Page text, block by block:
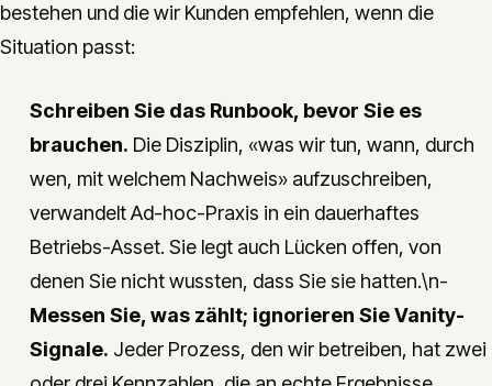
bestehen und die wir Kunden empfehlen, wenn die
Situation passt:
Schreiben Sie das Runbook, bevor Sie es
brauchen. Die Disziplin, «was wir tun, wann, durch
wen, mit welchem Nachweis» aufzuschreiben,
verwandelt Ad-hoc-Praxis in ein dauerhaftes
Betriebs-Asset. Sie legt auch Lücken offen, von
denen Sie nicht wussten, dass Sie sie hatten.\n-
Messen Sie, was zählt; ignorieren Sie Vanity-
Signale. Jeder Prozess, den wir betreiben, hat zwei